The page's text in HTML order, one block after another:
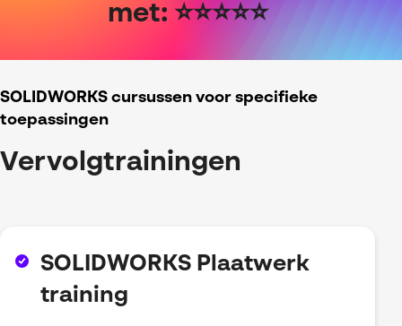
met: ⭐⭐⭐⭐⭐
SOLIDWORKS cursussen voor specifieke
toepassingen
Vervolgtrainingen
SOLIDWORKS Plaatwerk
training